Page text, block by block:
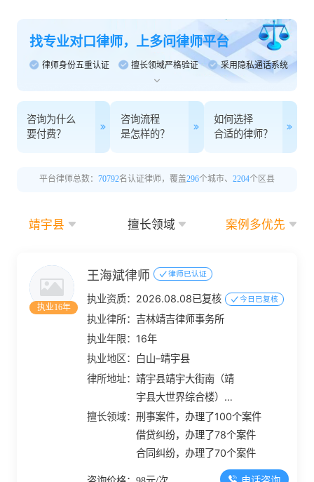
找专业对口律师，上多问律师平台
律师身份五重认证 擅长领域严格验证 采用隐私通话系统
咨询为什么
要付费？
咨询流程
是怎样的？
如何选择
合适的律师？
平台律师总数： 70792名认证律师，覆盖296个城市、 2204个区县
靖宇县 擅长领域 案例多优先
执业16年
王海斌律师 律师已认证
执业资质： 2026.08.08已复核 今日已复核
执业律所： 吉林靖吉律师事务所
执业年限： 16年
执业地区：
白山–靖宇县
律所地址：靖宇县靖宇大街南（靖
宇县大世界综合楼）
000203室
擅长领域：刑事案件，办理了100个案件
借贷纠纷，办理了78个案件
合同纠纷，办理了70个案件